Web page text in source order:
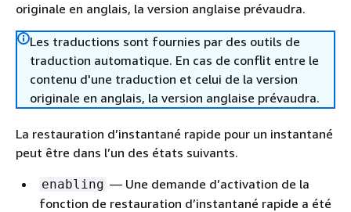
originale en anglais, la version anglaise prévaudra.
Les traductions sont fournies par des outils de
traduction automatique. En cas de conflit entre le
contenu d'une traduction et celui de la version
originale en anglais, la version anglaise prévaudra.
La restauration d’instantané rapide pour un instantané
peut être dans l’un des états suivants.
enabling — Une demande d’activation de la
fonction de restauration d’instantané rapide a été